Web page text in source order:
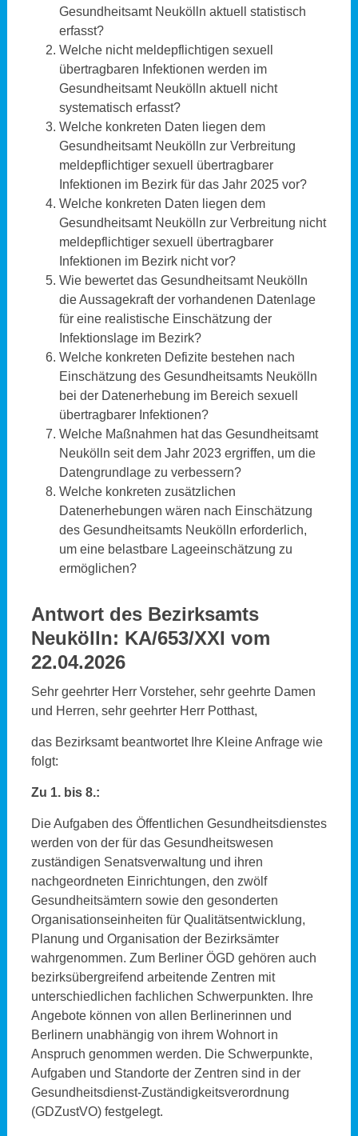
Gesundheitsamt Neukölln aktuell statistisch
erfasst?
Welche nicht meldepflichtigen sexuell
übertragbaren Infektionen werden im
Gesundheitsamt Neukölln aktuell nicht
systematisch erfasst?
Welche konkreten Daten liegen dem
Gesundheitsamt Neukölln zur Verbreitung
meldepflichtiger sexuell übertragbarer
Infektionen im Bezirk für das Jahr 2025 vor?
Welche konkreten Daten liegen dem
Gesundheitsamt Neukölln zur Verbreitung nicht
meldepflichtiger sexuell übertragbarer
Infektionen im Bezirk nicht vor?
Wie bewertet das Gesundheitsamt Neukölln
die Aussagekraft der vorhandenen Datenlage
für eine realistische Einschätzung der
Infektionslage im Bezirk?
Welche konkreten Defizite bestehen nach
Einschätzung des Gesundheitsamts Neukölln
bei der Datenerhebung im Bereich sexuell
übertragbarer Infektionen?
Welche Maßnahmen hat das Gesundheitsamt
Neukölln seit dem Jahr 2023 ergriffen, um die
Datengrundlage zu verbessern?
Welche konkreten zusätzlichen
Datenerhebungen wären nach Einschätzung
des Gesundheitsamts Neukölln erforderlich,
um eine belastbare Lageeinschätzung zu
ermöglichen?
Antwort des Bezirksamts
Neukölln: KA/653/XXI vom
22.04.2026
Sehr geehrter Herr Vorsteher, sehr geehrte Damen
und Herren, sehr geehrter Herr Potthast,
das Bezirksamt beantwortet Ihre Kleine Anfrage wie
folgt:
Zu 1. bis 8.:
Die Aufgaben des Öffentlichen Gesundheitsdienstes
werden von der für das Gesundheitswesen
zuständigen Senatsverwaltung und ihren
nachgeordneten Einrichtungen, den zwölf
Gesundheitsämtern sowie den gesonderten
Organisationseinheiten für Qualitätsentwicklung,
Planung und Organisation der Bezirksämter
wahrgenommen. Zum Berliner ÖGD gehören auch
bezirksübergreifend arbeitende Zentren mit
unterschiedlichen fachlichen Schwerpunkten. Ihre
Angebote können von allen Berlinerinnen und
Berlinern unabhängig von ihrem Wohnort in
Anspruch genommen werden. Die Schwerpunkte,
Aufgaben und Standorte der Zentren sind in der
Gesundheitsdienst-Zuständigkeitsverordnung
(GDZustVO) festgelegt.